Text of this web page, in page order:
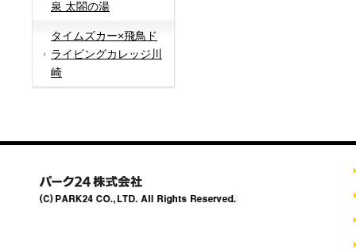
泉 太閤の湯
タイムズカー×飛鳥ド
ライビングカレッジ川
崎